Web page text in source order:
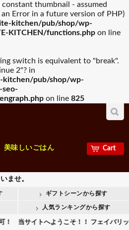
thumbnail - assumed
Error in a future version of PHP)
kitchen/pub/shop/wp-
KITCHEN/functions.php on line
switch is equivalent to "break".
2"? in
pub/shop/wp-
on line 825
美味しいごはん
ませ。
Cart
ギフトシーンから探す
人気ランキングから探す
サイトへようこそ！！ フェイバリッ